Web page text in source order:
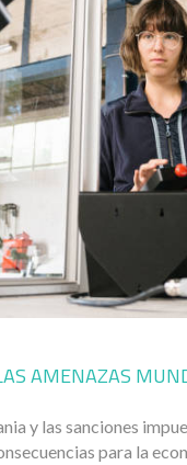
AMENAZAS
y las sanciones
para la